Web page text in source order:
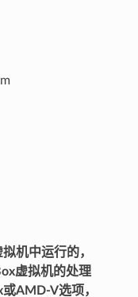
机中运行的，
虚拟机的处理
AMD-V选项，